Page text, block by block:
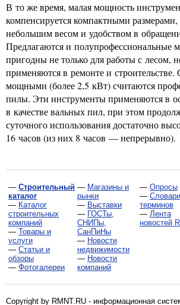
В то же время, малая мощность
компенсируется компактными размерами,
небольшим весом и удобством в
Предлагаются и полупрофессиональные
пригодны не только для работы с лесом,
применяются в ремонте и
мощными (более 2,5 кВт) считаются
пилы. Эти инструменты применяются в
в качестве вальных пил, при этом
суточного использования достаточно
16 часов (из них 8 часов — непрерывно).
— Строительный
каталог
— Каталог
строительных
компаний
— Товары и
услуги
— Статьи и
обзоры
— Фотогалереи
— Магазины и
рынки
— Выставки
— ГОСТы,
СНИПы,
СанПиНы
— Новости
недвижимости
— Новости
компаний
— Опросы
— Словари
терминов
— Лента
новостей
Copyright by RMNT.RU - информационная